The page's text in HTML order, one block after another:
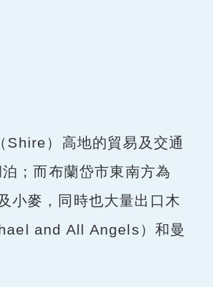
Shire）高地的貿易及交通
；而布蘭岱市東南方為
小麥，同時也大量出口木
and All Angels）和曼